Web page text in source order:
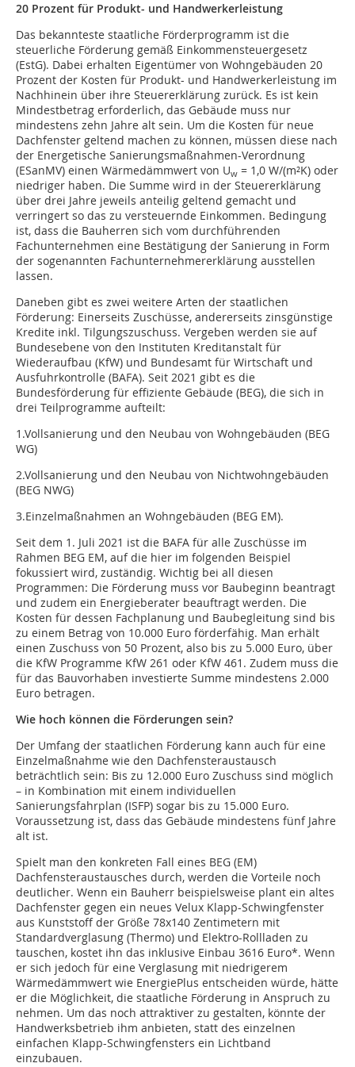
20 Prozent für Produkt- und Handwerkerleistung
Das bekannteste staatliche Förderprogramm ist die
steuerliche Förderung gemäß Einkommensteuergesetz
(EstG). Dabei erhalten Eigentümer von Wohngebäuden 20
Prozent der Kosten für Produkt- und Handwerkerleistung im
Nachhinein über ihre Steuererklärung zurück. Es ist kein
Mindestbetrag erforderlich, das Gebäude muss nur
mindestens zehn Jahre alt sein. Um die Kosten für neue
Dachfenster geltend machen zu können, müssen diese nach
der Energetische Sanierungsmaßnahmen-Verordnung
(ESanMV) einen Wärmedämmwert von Uw = 1,0 W/(m²K) oder
niedriger haben. Die Summe wird in der Steuererklärung
über drei Jahre jeweils anteilig geltend gemacht und
verringert so das zu versteuernde Einkommen. Bedingung
ist, dass die Bauherren sich vom durchführenden
Fachunternehmen eine Bestätigung der Sanierung in Form
der sogenannten Fachunternehmererklärung ausstellen
lassen.
Daneben gibt es zwei weitere Arten der staatlichen
Förderung: Einerseits Zuschüsse, andererseits zinsgünstige
Kredite inkl. Tilgungszuschuss. Vergeben werden sie auf
Bundesebene von den Instituten Kreditanstalt für
Wiederaufbau (KfW) und Bundesamt für Wirtschaft und
Ausfuhrkontrolle (BAFA). Seit 2021 gibt es die
Bundesförderung für effiziente Gebäude (BEG), die sich in
drei Teilprogramme aufteilt:
1.Vollsanierung und den Neubau von Wohngebäuden (BEG
WG)
2.Vollsanierung und den Neubau von Nichtwohngebäuden
(BEG NWG)
3.Einzelmaßnahmen an Wohngebäuden (BEG EM).
Seit dem 1. Juli 2021 ist die BAFA für alle Zuschüsse im
Rahmen BEG EM, auf die hier im folgenden Beispiel
fokussiert wird, zuständig. Wichtig bei all diesen
Programmen: Die Förderung muss vor Baubeginn beantragt
und zudem ein Energieberater beauftragt werden. Die
Kosten für dessen Fachplanung und Baubegleitung sind bis
zu einem Betrag von 10.000 Euro förderfähig. Man erhält
einen Zuschuss von 50 Prozent, also bis zu 5.000 Euro, über
die KfW Programme KfW 261 oder KfW 461. Zudem muss die
für das Bauvorhaben investierte Summe mindestens 2.000
Euro betragen.
Wie hoch können die Förderungen sein?
Der Umfang der staatlichen Förderung kann auch für eine
Einzelmaßnahme wie den Dachfensteraustausch
beträchtlich sein: Bis zu 12.000 Euro Zuschuss sind möglich
– in Kombination mit einem individuellen
Sanierungsfahrplan (ISFP) sogar bis zu 15.000 Euro.
Voraussetzung ist, dass das Gebäude mindestens fünf Jahre
alt ist.
Spielt man den konkreten Fall eines BEG (EM)
Dachfensteraustausches durch, werden die Vorteile noch
deutlicher. Wenn ein Bauherr beispielsweise plant ein altes
Dachfenster gegen ein neues Velux Klapp-Schwingfenster
aus Kunststoff der Größe 78x140 Zentimetern mit
Standardverglasung (Thermo) und Elektro-Rollladen zu
tauschen, kostet ihn das inklusive Einbau 3616 Euro*. Wenn
er sich jedoch für eine Verglasung mit niedrigerem
Wärmedämmwert wie EnergiePlus entscheiden würde, hätte
er die Möglichkeit, die staatliche Förderung in Anspruch zu
nehmen. Um das noch attraktiver zu gestalten, könnte der
Handwerksbetrieb ihm anbieten, statt des einzelnen
einfachen Klapp-Schwingfensters ein Lichtband
einzubauen.